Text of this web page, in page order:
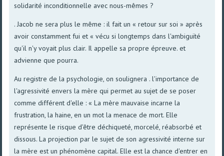
solidarité inconditionnelle avec nous-mêmes ?
. Jacob ne sera plus le même : il fait un « retour sur soi » après
avoir constamment fui et « vécu si longtemps dans l'ambiguïté
qu'il n'y voyait plus clair. Il appelle sa propre épreuve. et
advienne que pourra.
Au registre de la psychologie, on soulignera . l'importance de
l'agressivité envers la mère qui permet au sujet de se poser
comme différent d'elle : « La mère mauvaise incarne la
frustration, la haine, en un mot la menace de mort. Elle
représente le risque d'être déchiqueté, morcelé, réabsorbé et
dissous. La projection par le sujet de son agressivité interne sur
la mère est un phénomène capital. Elle est la chance d'entrer en